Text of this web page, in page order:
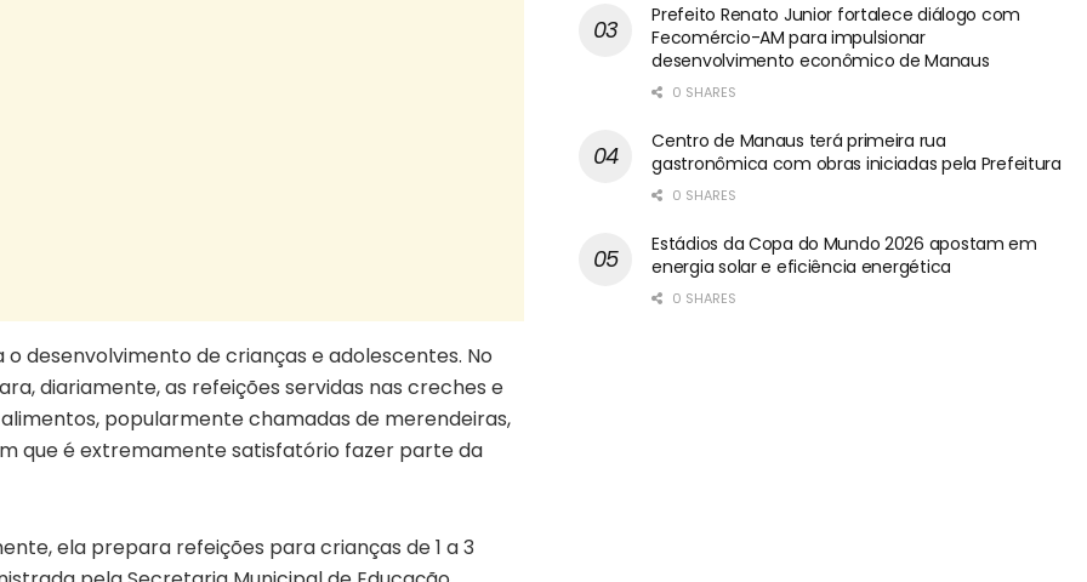
desenvolvimento de crianças e adolescentes. No
diariamente, as refeições servidas nas creches e
popularmente chamadas de merendeiras,
que é extremamente satisfatório fazer parte da
ela prepara refeições para crianças de 1 a 3
Prefeito Renato Junior fortalece diálogo com
Fecomércio-AM para impulsionar
desenvolvimento econômico de Manaus
0 SHARES
Centro de Manaus terá primeira rua
gastronômica com obras iniciadas pela Prefeitura
0 SHARES
Estádios da Copa do Mundo 2026 apostam em
energia solar e eficiência energética
0 SHARES